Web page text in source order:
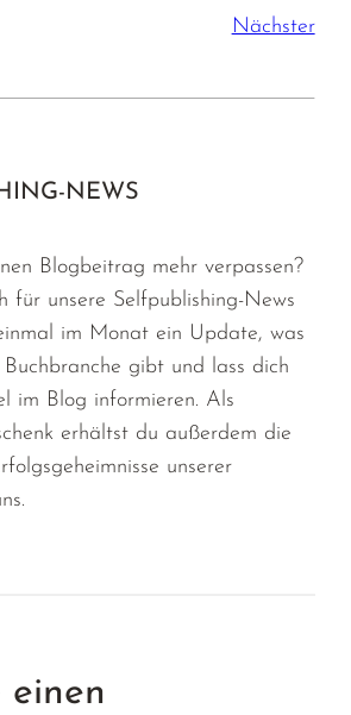
Nächster
NEWS
Blogbeitrag mehr verpassen?
für unsere Selfpublishing-News
im Monat ein Update, was
gibt und lass dich
im Blog informieren. Als
erhältst du außerdem die
unserer
einen